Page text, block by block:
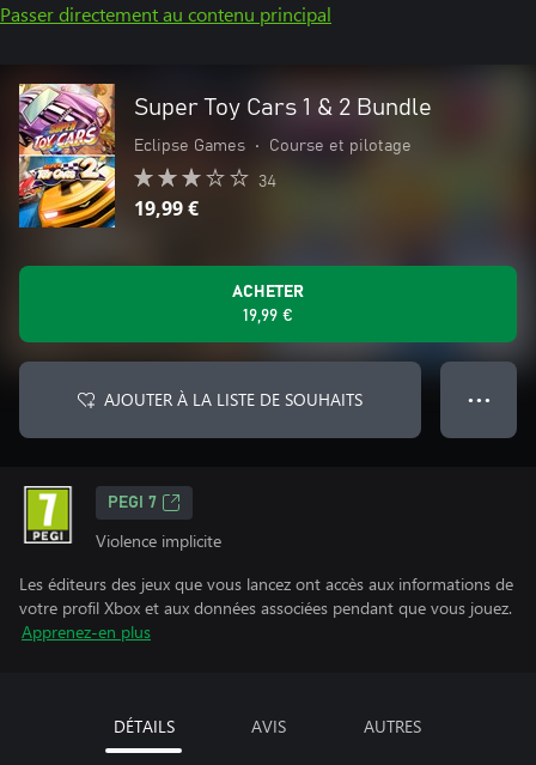
Passer directement au contenu principal
Super Toy Cars 1 & 2 Bundle
Eclipse Games • Course et pilotage
34
19,99 €
ACHETER
19,99 €
AJOUTER À LA LISTE DE SOUHAITS ● ● ●
PEGI 7
Violence implicite
Les éditeurs des jeux que vous lancez ont accès aux informations de
votre profil Xbox et aux données associées pendant que vous jouez.
Apprenez-en plus
DÉTAILS AVIS AUTRES